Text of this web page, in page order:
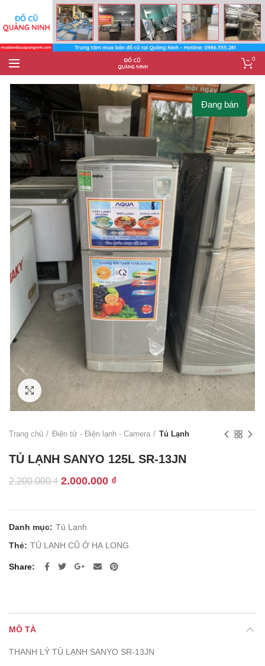
0
-9%
Click to enlarge
Đang bán
Trang chủ Điện tử - Điện lạnh - Camera Tủ Lạnh
TỦ LẠNH SANYO 125L SR-13JN
2.200.000₫ Giá
2.000.000 ₫Giá
Danh mục: Tủ Lạnh
Thẻ: TỦ LẠNH CŨ Ở HẠ LONG
Share
MÔ TẢ
THANH LÝ TỦ LẠNH SANYO SR-13JN